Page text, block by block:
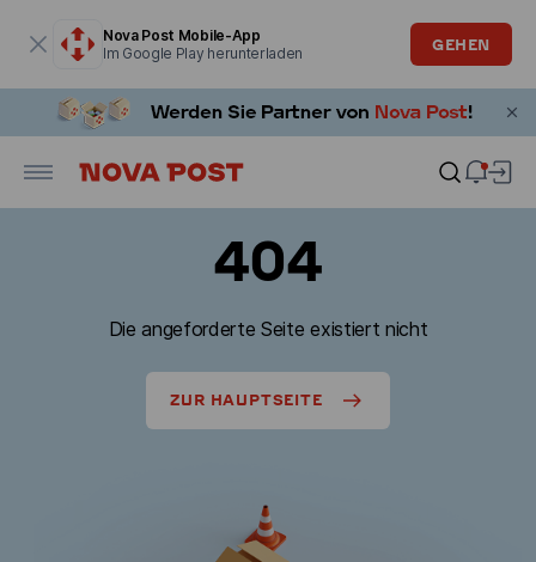
Nova Post Mobile-App
Im Google Play herunterladen
GEHEN
404
Die angeforderte Seite existiert nicht
ZUR HAUPTSEITE